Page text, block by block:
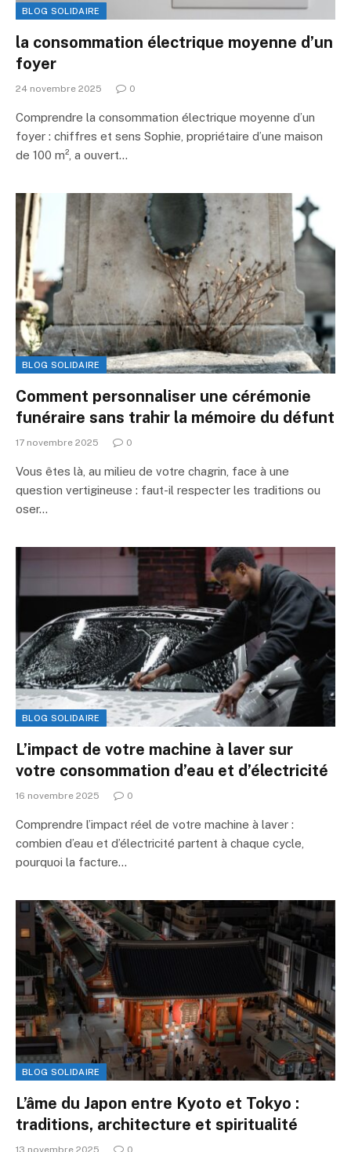
BLOG SOLIDAIRE
la consommation électrique moyenne d’un
foyer
24 novembre 2025 0
Comprendre la consommation électrique moyenne d’un
foyer : chiffres et sens Sophie, propriétaire d’une maison
de 100 m², a ouvert…
BLOG SOLIDAIRE
Comment personnaliser une cérémonie
funéraire sans trahir la mémoire du défunt
17 novembre 2025 0
Vous êtes là, au milieu de votre chagrin, face à une
question vertigineuse : faut-il respecter les traditions ou
oser…
BLOG SOLIDAIRE
L’impact de votre machine à laver sur
votre consommation d’eau et d’électricité
16 novembre 2025 0
Comprendre l’impact réel de votre machine à laver :
combien d’eau et d’électricité partent à chaque cycle,
pourquoi la facture…
BLOG SOLIDAIRE
L’âme du Japon entre Kyoto et Tokyo :
traditions, architecture et spiritualité
13 novembre 2025 0